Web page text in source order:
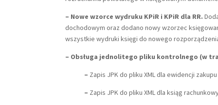
– Nowe wzorce wydruku KPiR i KPiR dla RR.
dochodowym oraz dodano nowy wzorzec
wszystkie wydruki księgi do nowego
– Obsługa jednolitego pliku kontrolnego (w
– Zapis JPK do pliku XML dla ewidencji
– Zapis JPK do pliku XML dla ksiąg